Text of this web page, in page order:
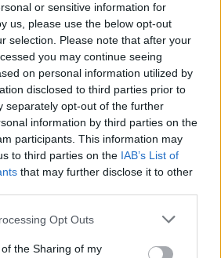
or sensitive information for
us, please use the below opt-out
selection. Please note that after your
you may continue seeing
on personal information utilized by
disclosed to third parties prior to
separately opt-out of the further
information by third parties on the
participants. This information may
to third parties on the IAB’s List of
that may further disclose it to other
app uses one or more Google
or usage behaviour. You may click to
Opt Outs
the Sharing of my
«κόκκινων» φέρεται να δώρισε
ευρώ προκειμένου να
στην ανακατασκευή της